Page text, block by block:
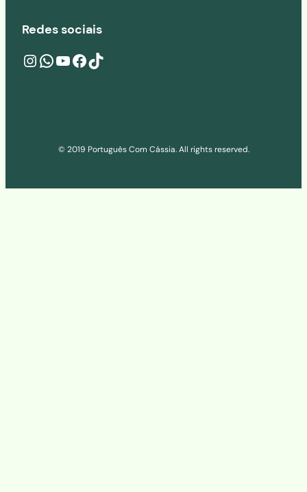
Redes sociais
Instagramwa.me/541160273686 YouTube Facebook TikTok
© 2019 Português Com Cássia. All rights reserved.